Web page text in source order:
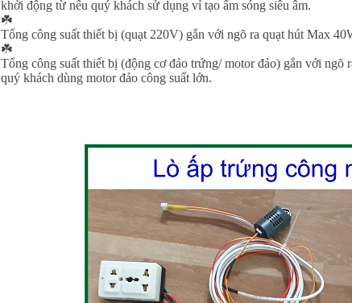
khởi động từ nếu quý khách sử dụng vỉ tạo ẩm sóng siêu âm.
☘️
Tổng công suất thiết bị (quạt 220V) gắn với ngõ ra quạt hút Max
☘️
Tổng công suất thiết bị (động cơ đảo trứng/ motor đảo) gắn với
quý khách dùng motor đảo công suất lớn.